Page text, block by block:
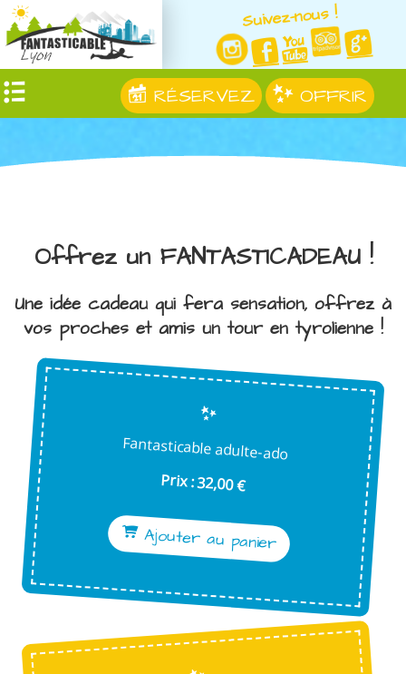
Suivez-nous !
RÉSERVEZ OFFRIR
Offrez un FANTASTICADEAU !
Une idée cadeau qui fera sensation, offrez à
vos proches et amis un tour en tyrolienne !
Fantasticable adulte-ado
Prix : 32,00 €
Ajouter au panier